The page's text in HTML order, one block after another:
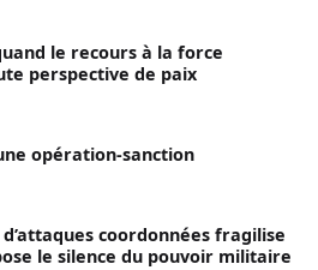
le recours à la force
perspective de paix
opération-sanction
coordonnées fragilise
le silence du pouvoir militaire